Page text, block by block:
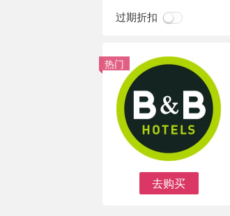
过期折扣
去购买
热门